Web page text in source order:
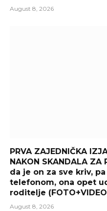
August 8, 2026
PRVA ZAJEDNIČKA
NAKON SKANDALA
da je on za sve kriv,
telefonom, ona opet
roditelje
August 8, 2026